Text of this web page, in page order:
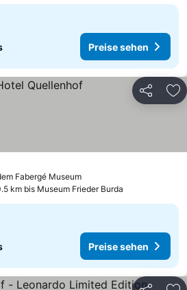
Preise sehen
Teilen
Fabergé MuseumPreise sehen
km bis Museum Frieder Burda
Preise sehen